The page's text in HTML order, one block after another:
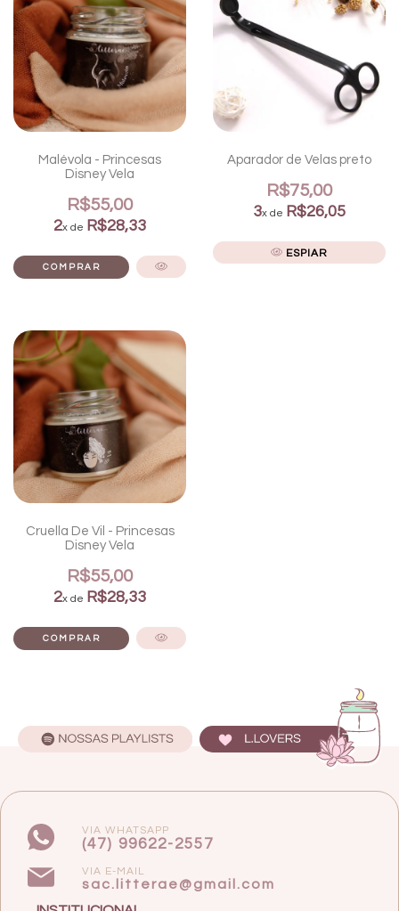
Malévola - Princesas
Disney Vela
R$55,00
2x de R$28,33
Aparador de Velas preto
R$75,00
3x de R$26,05
ESPIAR
Cruella De Vil - Princesas
Disney Vela
R$55,00
2x de R$28,33
VIA WHATSAPP
(47) 99622-2557
VIA E-MAIL
sac.litterae@gmail.com